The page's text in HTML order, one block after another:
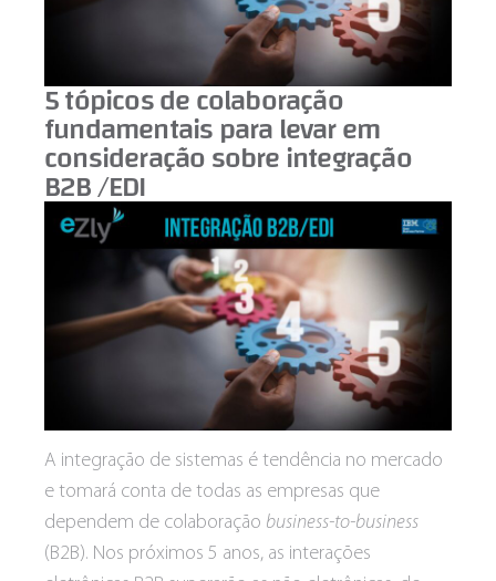
5 tópicos de colaboração
fundamentais para levar em
consideração sobre integração
B2B /EDI
A integração de sistemas é tendência no mercado
e tomará conta de todas as empresas que
dependem de colaboração business-to-business
(B2B). Nos próximos 5 anos, as interações